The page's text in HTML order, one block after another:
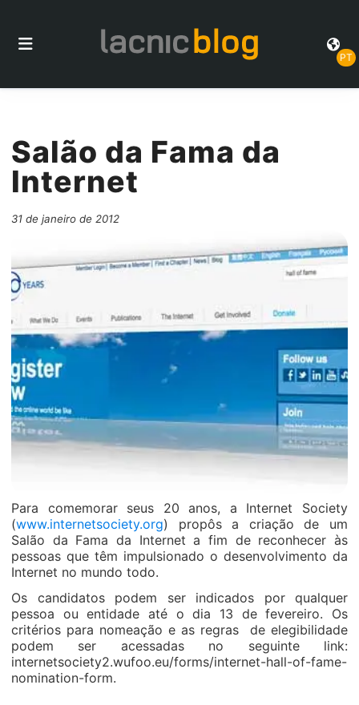
PT
Salão da Fama da
Internet
31 de janeiro de 2012
Para comemorar seus 20 anos, a Internet Society
(www.internetsociety.org) propôs a criação de um
Salão da Fama da Internet a fim de reconhecer às
pessoas que têm impulsionado o desenvolvimento da
Internet no mundo todo.
Os candidatos podem ser indicados por qualquer
pessoa ou entidade até o dia 13 de fevereiro. Os
critérios para nomeação e as regras de elegibilidade
podem ser acessadas no seguinte link:
internetsociety2.wufoo.eu/forms/internet-hall-of-fame-
nomination-form.